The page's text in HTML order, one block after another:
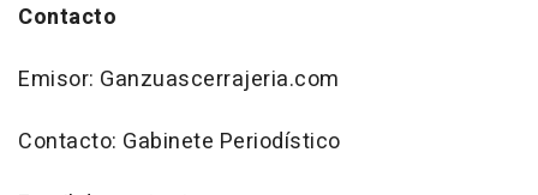
Contacto
Emisor: Ganzuascerrajeria.com
Contacto: Gabinete Periodístico